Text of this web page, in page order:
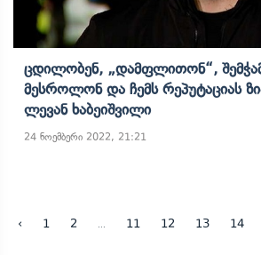
Ცდილობენ, „დამფლითონ“,
Მესროლონ Და Ჩემს Რეპუტაციას
Ლევან Ხაბეიშვილი
24 ნოემბერი 2022, 21:21
‹ 1 2 11 12 13 14